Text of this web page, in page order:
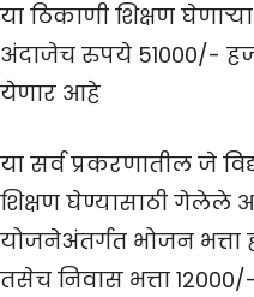
या ठिकाणी शिक्षण
अंदाजेच रुपये 51000/-
येणार आहे
या सर्व प्रकरणातील जे
शिक्षण घेण्यासाठी गेलेले
योजनेअंतर्गत भोजन
तसेच निवास भत्ता